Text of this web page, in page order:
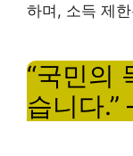
하며, 소득 제
“국민의
습니다.”